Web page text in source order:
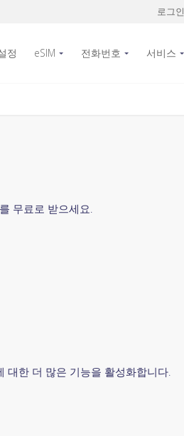
로그인
정 eSIM 전화번호 서비스
무료로 받으세요.
대한 더 많은 기능을 활성화합니다.